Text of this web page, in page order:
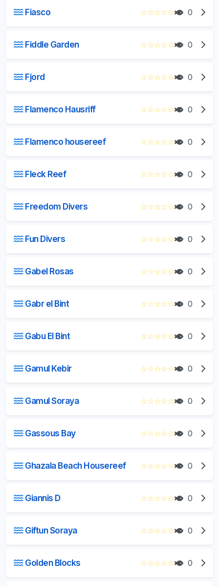
Fiasco ☆☆☆☆☆ 0
Fiddle Garden ☆☆☆☆☆ 0
Fjord ☆☆☆☆☆ 0
Flamenco Hausriff ☆☆☆☆☆ 0
Flamenco housereef ☆☆☆☆☆ 0
Fleck Reef ☆☆☆☆☆ 0
Freedom Divers ☆☆☆☆☆ 0
Fun Divers ☆☆☆☆☆ 0
Gabel Rosas ☆☆☆☆☆ 0
Gabr el Bint ☆☆☆☆☆ 0
Gabu El Bint ☆☆☆☆☆ 0
Gamul Kebir ☆☆☆☆☆ 0
Gamul Soraya ☆☆☆☆☆ 0
Gassous Bay ☆☆☆☆☆ 0
Ghazala Beach Housereef ☆☆☆☆☆ 0
Giannis D ☆☆☆☆☆ 0
Giftun Soraya ☆☆☆☆☆ 0
Golden Blocks ☆☆☆☆☆ 0